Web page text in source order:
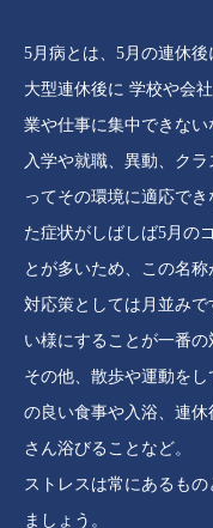
5月病とは、5月の連休後
大型連休後に 学校や会
業や仕事に集中できない
入学や就職、異動、ク
ってその環境に適応で
た症状がしばしば5月の
とが多いため、この名称
対応策としては月並み
い様にすることが一番の
その他、散歩や運動を
の良い食事や入浴、連休
さん浴びることなど。
ストレスは常にあるも
ましょう。